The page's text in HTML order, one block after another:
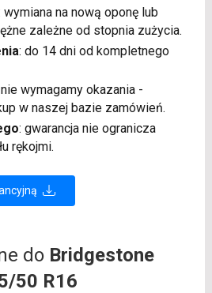
wymiana na nową oponę lub
zależne od stopnia zużycia.
: do 14 dni od kompletnego
wymagamy okazania -
w naszej bazie zamówień.
: gwarancja nie ogranicza
rękojmi.
do Bridgestone
50 R16